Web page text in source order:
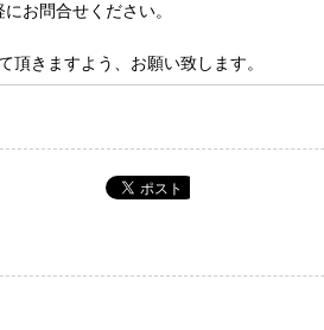
にお問合せください。
きますよう、お願い致します。